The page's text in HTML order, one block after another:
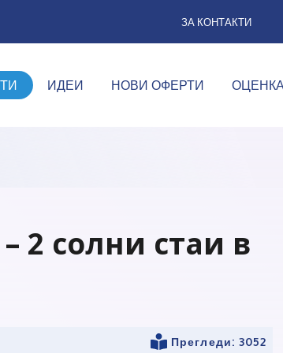
ЗА КОНТАКТИ
ИДЕИ НОВИ ОФЕРТИ
2 солни стаи в
Прегледи: 3052